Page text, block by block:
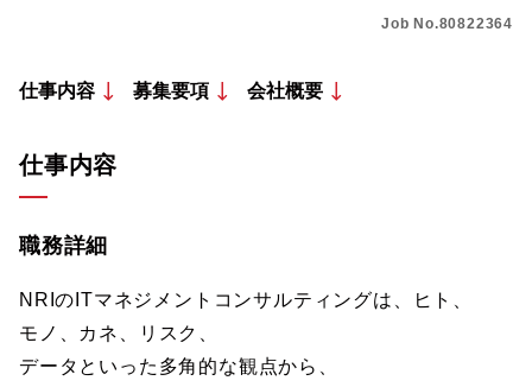
Job No.80822364
仕事内容 募集要項 会社概要
仕事内容
職務詳細
NRIのITマネジメントコンサルティングは、ヒト、
モノ、カネ、リスク、
データといった多角的な観点から、